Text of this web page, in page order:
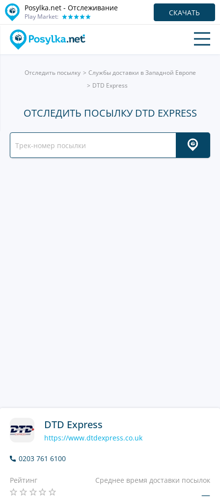
Posylka.net - Отслеживание
Play Market: СКАЧАТЬ
Отследить посылку
Службы доставки в Западной Европе
DTD Express
ОТСЛЕДИТЬ ПОСЫЛКУ DTD EXPRESS
DTD Express
https://www.dtdexpress.co.uk
0203 761 6100
Рейтинг Среднее время доставки посылок
—